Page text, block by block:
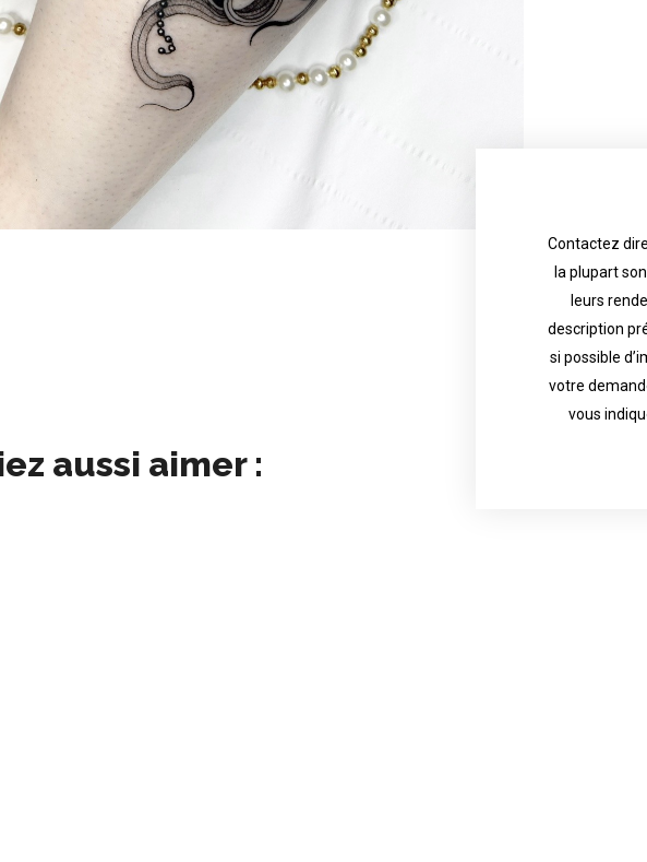
Contactez
la plupart
leurs
description
si possible
votre
vous
Contact
most are in
their
description
with
the
aussi aimer :